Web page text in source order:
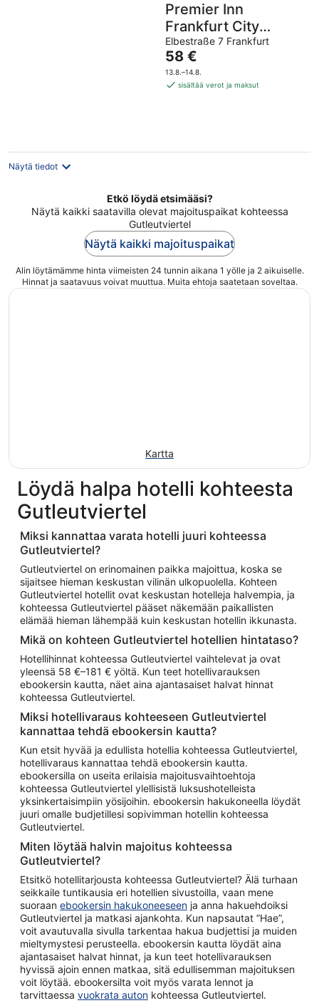
Premier Inn
Frankfurt City
Centre
Elbestraße 7 Frankfurt
Hinta
on
58 €
58 €
13.8.–14.8.
sisältää verot ja maksut
Näytä tiedot
Etkö löydä etsimääsi?
Näytä kaikki saatavilla olevat majoituspaikat kohteessa
Gutleutviertel
Näytä kaikki majoituspaikat
Alin löytämämme hinta viimeisten 24 tunnin aikana 1 yölle ja 2 aikuiselle.
Hinnat ja saatavuus voivat muuttua. Muita ehtoja saatetaan soveltaa.
Kartta
Löydä halpa hotelli kohteesta
Gutleutviertel
Miksi kannattaa varata hotelli juuri kohteessa
Gutleutviertel?
Gutleutviertel on erinomainen paikka majoittua, koska se
sijaitsee hieman keskustan vilinän ulkopuolella. Kohteen
Gutleutviertel hotellit ovat keskustan hotelleja halvempia, ja
kohteessa Gutleutviertel pääset näkemään paikallisten
elämää hieman lähempää kuin keskustan hotellin ikkunasta.
Mikä on kohteen Gutleutviertel hotellien hintataso?
Hotellihinnat kohteessa Gutleutviertel vaihtelevat ja ovat
yleensä 58 €–181 € yöltä. Kun teet hotellivarauksen
ebookersin kautta, näet aina ajantasaiset halvat hinnat
kohteessa Gutleutviertel.
Miksi hotellivaraus kohteeseen Gutleutviertel
kannattaa tehdä ebookersin kautta?
Kun etsit hyvää ja edullista hotellia kohteessa Gutleutviertel,
hotellivaraus kannattaa tehdä ebookersin kautta.
ebookersilla on useita erilaisia majoitusvaihtoehtoja
kohteessa Gutleutviertel ylellisistä luksushotelleista
yksinkertaisimpiin yösijoihin. ebookersin hakukoneella löydät
juuri omalle budjetillesi sopivimman hotellin kohteessa
Gutleutviertel.
Miten löytää halvin majoitus kohteessa
Gutleutviertel?
Etsitkö hotellitarjousta kohteessa Gutleutviertel? Älä turhaan
seikkaile tuntikausia eri hotellien sivustoilla, vaan mene
suoraan ebookersin hakukoneeseen ja anna hakuehdoiksi
Gutleutviertel ja matkasi ajankohta. Kun napsautat ”Hae”,
voit avautuvalla sivulla tarkentaa hakua budjettisi ja muiden
mieltymystesi perusteella. ebookersin kautta löydät aina
ajantasaiset halvat hinnat, ja kun teet hotellivarauksen
hyvissä ajoin ennen matkaa, sitä edullisemman majoituksen
voit löytää. ebookersilta voit myös varata lennot ja
tarvittaessa vuokrata auton kohteessa Gutleutviertel.